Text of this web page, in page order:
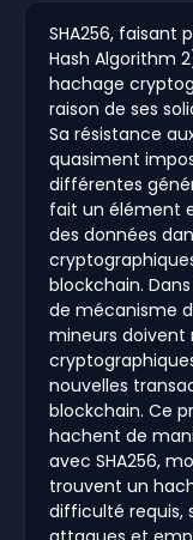
SHA256, faisant
Hash Algorithm
hachage
raison de ses
Sa résistance
quasiment
différentes
fait un élément
des données
blockchain.
de mécanisme
mineurs doivent
nouvelles
blockchain. Ce
hachent de
avec SHA256,
trouvent un
difficulté requis,